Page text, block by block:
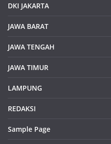
DKI JAKARTA
JAWA BARAT
JAWA TENGAH
JAWA TIMUR
LAMPUNG
REDAKSI
Sample Page